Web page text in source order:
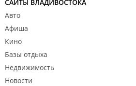
САЙТЫ ВЛАДИВОСТОКА
Авто
Афиша
Кино
Базы отдыха
Недвижимость
Новости